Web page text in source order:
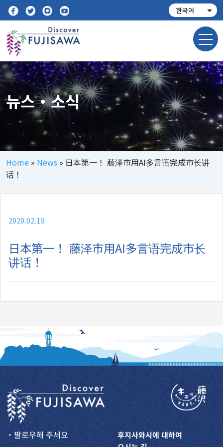
뉴스・소식
Home » News » 日本第一！ 藤泽市用AI多言语完成市长讲
话！
2020.02.19
日本第一！ 藤泽市用AI多言语完成市长
讲话！
후지사와시에 대하여
・팔로우해 주세요